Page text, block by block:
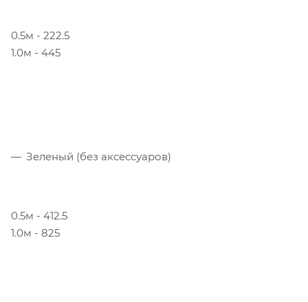
0.5м - 222.5
1.0м - 445
Зеленый (без аксессуаров)
0.5м - 412.5
1.0м - 825